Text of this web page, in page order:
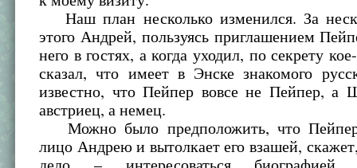
Наш план несколько изменился. За
этого Андрей, пользуясь приглашением
него в гостях, а когда уходил, по секрету
сказал, что имеет в Энске знакомого
известно, что Пейпер вовсе не Пейпер, а
австриец, а немец.
Можно было предположить, что Пейпер
лицо Андрею и вытолкает его взашей,